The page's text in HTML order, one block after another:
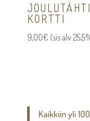
KORTTI
9,00€ (sis alv
Kaikkiin yli